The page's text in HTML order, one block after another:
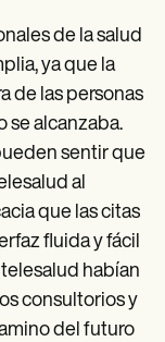
de la salud
ya que la
de las personas
se alcanzaba.
sentir que
al
que las citas
fluida y fácil
habían
consultorios y
del futuro